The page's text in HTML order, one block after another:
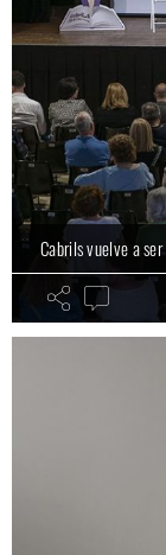
Cabrils vuelve a